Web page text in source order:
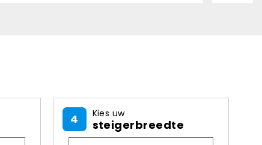
4 Kies uw
steigerbreedte